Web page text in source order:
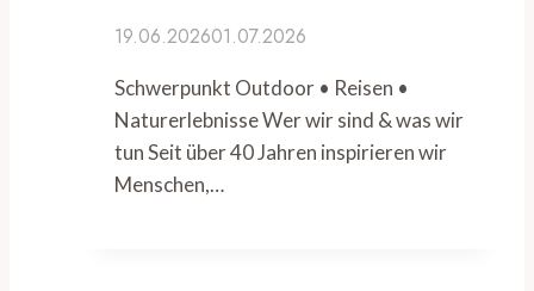
19.06.202601.07.2026
Schwerpunkt Outdoor • Reisen •
Naturerlebnisse Wer wir sind & was wir
tun Seit über 40 Jahren inspirieren wir
Menschen,…